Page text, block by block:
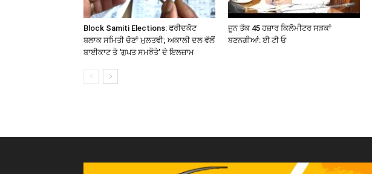
Block Samiti Elections: ਫਰੀਦਕੋਟ
ਬਲਾਕ ਸਮਿਤੀ ਚੋਣਾਂ ਮੁਲਤਵੀ; ਅਕਾਲੀ ਦਲ ਵੱਲੋਂ
ਬਾਈਕਾਟ ਤੇ ‘ਗੁਪਤ ਸਮਝੌਤੇ’ ਦੇ ਇਲਜ਼ਾਮ
ਜੂਨ ਤੱਕ 45 ਹਜ਼ਾਰ ਕਿਲੋਮੀਟਰ ਸੜਕਾਂ
ਬਣਨਗੀਆਂ: ਈ ਟੀ ਓ